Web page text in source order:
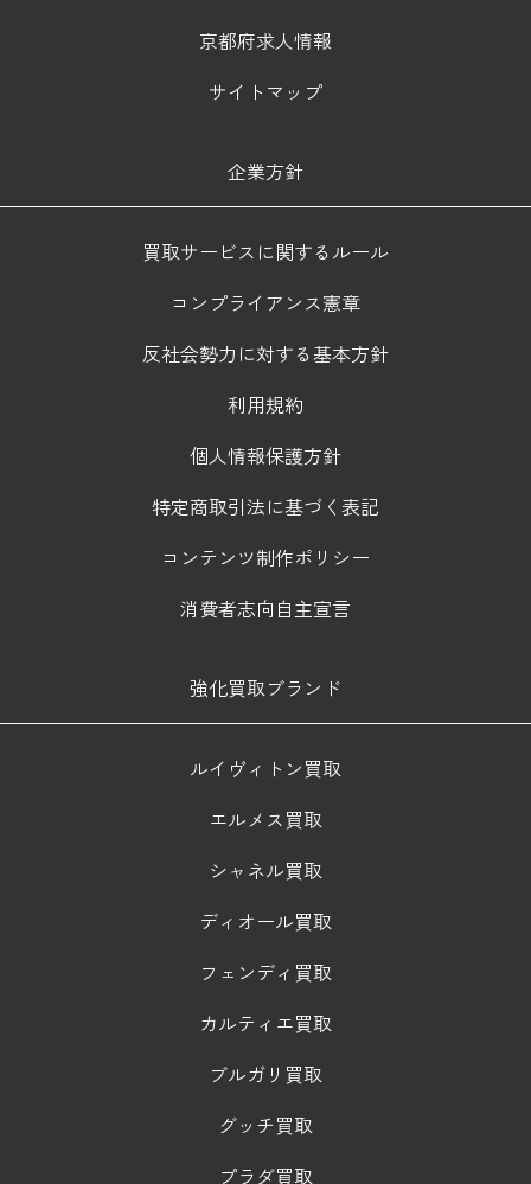
京都府求人情報
サイトマップ
企業方針
買取サービスに関するルール
コンプライアンス憲章
反社会勢力に対する基本方針
利用規約
個人情報保護方針
特定商取引法に基づく表記
コンテンツ制作ポリシー
消費者志向自主宣言
強化買取ブランド
ルイヴィトン買取
エルメス買取
シャネル買取
ディオール買取
フェンディ買取
カルティエ買取
ブルガリ買取
グッチ買取
プラダ買取